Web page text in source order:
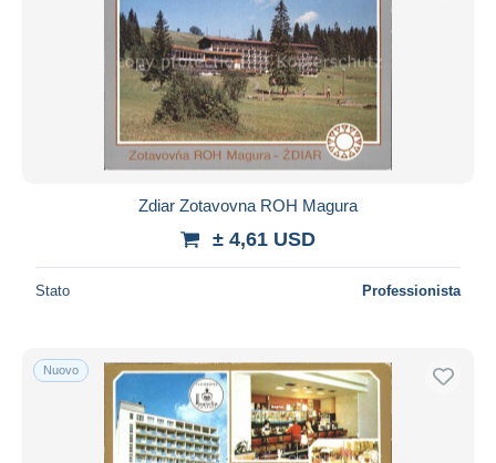
Zdiar Zotavovna ROH Magura
± 4,61 USD
Stato Professionista
Nuovo